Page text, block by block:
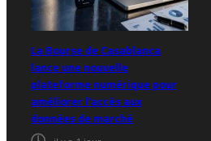
La Bourse de Casablanca
lance une nouvelle
plateforme numérique pour
améliorer l’accès aux
données de marché